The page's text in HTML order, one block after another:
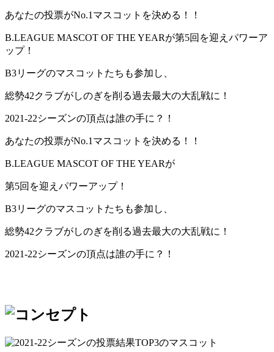
あなたの投票がNo.1マスコットを決める！！
B.LEAGUE MASCOT OF THE YEARが第5回を迎えパワーア
ップ！
B3リーグのマスコットたちも参加し、
総勢42クラブがしのぎを削る過去最大の大乱戦に！
2021-22シーズンの頂点は誰の手に？！
あなたの投票がNo.1マスコットを決める！！
B.LEAGUE MASCOT OF THE YEARが
第5回を迎えパワーアップ！
B3リーグのマスコットたちも参加し、
総勢42クラブがしのぎを削る過去最大の大乱戦に！
2021-22シーズンの頂点は誰の手に？！